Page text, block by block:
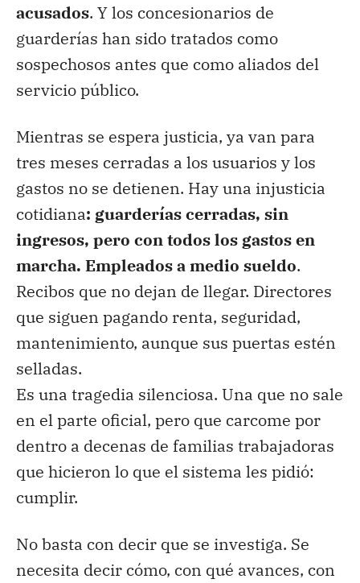
acusados. Y los concesionarios de
guarderías han sido tratados como
sospechosos antes que como aliados del
servicio público.
Mientras se espera justicia, ya van para
tres meses cerradas a los usuarios y los
gastos no se detienen. Hay una injusticia
cotidiana: guarderías cerradas, sin
ingresos, pero con todos los gastos en
marcha. Empleados a medio sueldo.
Recibos que no dejan de llegar. Directores
que siguen pagando renta, seguridad,
mantenimiento, aunque sus puertas estén
selladas.
Es una tragedia silenciosa. Una que no sale
en el parte oficial, pero que carcome por
dentro a decenas de familias trabajadoras
que hicieron lo que el sistema les pidió:
cumplir.
No basta con decir que se investiga. Se
necesita decir cómo, con qué avances, con